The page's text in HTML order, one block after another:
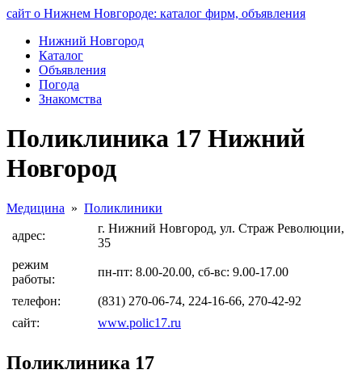
сайт о Нижнем Новгороде: каталог фирм, объявления
Нижний Новгород
Каталог
Объявления
Погода
Знакомства
Поликлиника 17 Нижний
Новгород
Медицина » Поликлиники
адрес:
г. Нижний Новгород, ул. Страж Революции,
35
режим
работы:
пн-пт: 8.00-20.00, сб-вс: 9.00-17.00
телефон:
(831) 270-06-74, 224-16-66, 270-42-92
сайт:
www.polic17.ru
Поликлиника 17